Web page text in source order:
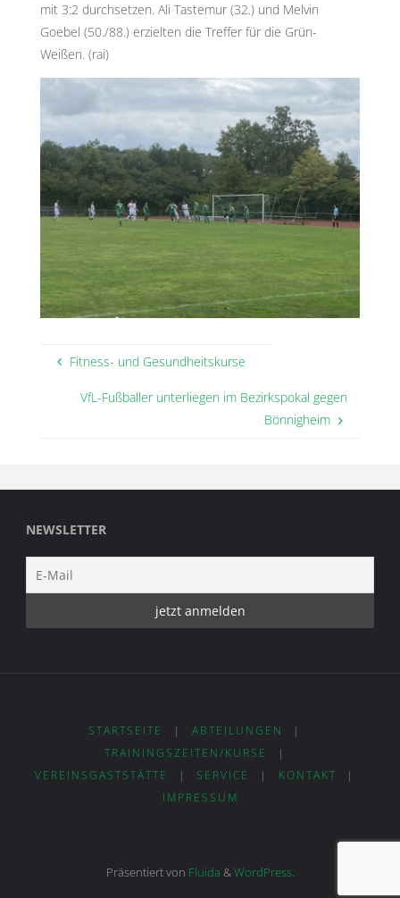
mit 3:2 durchsetzen. Ali Tastemur (32.) und Melvin
Goebel (50./88.) erzielten die Treffer für die Grün-
Weißen. (rai)
Fitness- und Gesundheitskurse
VfL-Fußballer unterliegen im Bezirkspokal gegen
Bönnigheim
NEWSLETTER
STARTSEITE | ABTEILUNGEN
|
TRAININGSZEITEN/KURSE
|
VEREINSGASTSTÄTTE
| SERVICE | KONTAKT
|
IMPRESSUM
Präsentiert von Fluida &WordPress.